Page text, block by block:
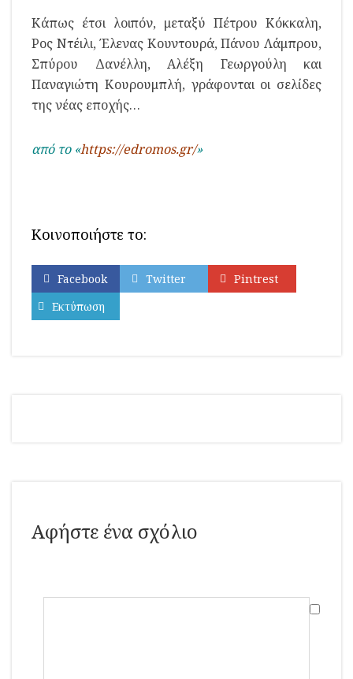
Κάπως έτσι λοιπόν, μεταξύ Πέτρου Κόκκαλη,
Ρος Ντέιλι, Έλενας Κουντουρά, Πάνου Λάμπρου,
Σπύρου Δανέλλη, Αλέξη Γεωργούλη και
Παναγιώτη Κουρουμπλή, γράφονται οι σελίδες
της νέας εποχής…
από το «https://edromos.gr/»
Κοινοποιήστε το:
Facebook Twitter
Pintrest
Εκτύπωση
Αφήστε ένα σχόλιο